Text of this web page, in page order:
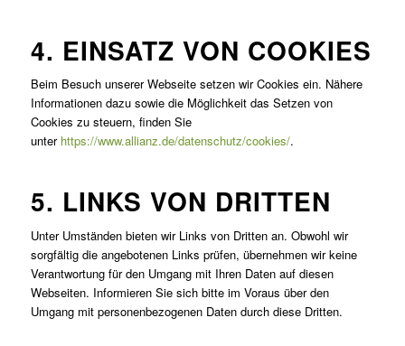
4. EINSATZ VON COOKIES
Beim Besuch unserer Webseite setzen wir Cookies ein. Nähere
Informationen dazu sowie die Möglichkeit das Setzen von
Cookies zu steuern, finden Sie
unter https://www.allianz.de/datenschutz/cookies/.
5. LINKS VON DRITTEN
Unter Umständen bieten wir Links von Dritten an. Obwohl wir
sorgfältig die angebotenen Links prüfen, übernehmen wir keine
Verantwortung für den Umgang mit Ihren Daten auf diesen
Webseiten. Informieren Sie sich bitte im Voraus über den
Umgang mit personenbezogenen Daten durch diese Dritten.